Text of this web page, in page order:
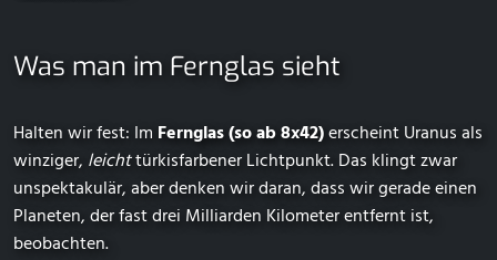
Was man im Fernglas sieht
Halten wir fest: Im Fernglas (so ab 8x42)erscheint Uranus als
winziger, leichttürkisfarbener Lichtpunkt. Das klingt zwar
unspektakulär, aber denken wir daran, dass wir gerade einen
Planeten, der fast drei Milliarden Kilometer entfernt ist,
beobachten.